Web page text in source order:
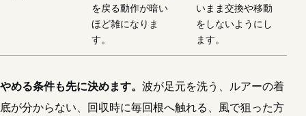
を戻る動作が暗い
ほど雑になりま
す。
いまま交換や移動
をしないようにし
ます。
やめる条件も先に決めます。 波が足元を洗う、ルアーの着
底が分からない、回収時に毎回根へ触れる、風で狙った方